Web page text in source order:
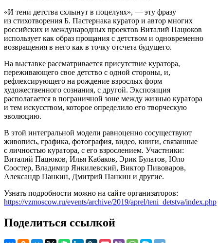
«И тени детства схлынут в поцелуях», — эту фразу
из стихотворения Б. Пастернака куратор и автор многих
российских и международных проектов Виталий Пацюков
использует как образ прощания с детством и одновременно
возвращения в него как в точку отсчета будущего.
На выставке рассматривается присутствие куратора,
переживающего свое детство с одной стороны, и,
рефлексирующего на рождение взрослых форм
художественного сознания, с другой. Экспозиция
располагается в пограничной зоне между жизнью куратора
и тем искусством, которое определило его творческую
эволюцию.
В этой интегральной модели равноценно сосуществуют
живопись, графика, фотография, видео, книги, связанные
с личностью куратора, с его взрослением. Участники:
Виталий Пацюков, Илья Кабаков, Эрик Булатов, Юло
Соостер, Владимир Янкилевский, Виктор Пивоваров,
Александр Панкин, Дмитрий Панкин и другие.
Узнать подробности можно на сайте организаторов:
https://vzmoscow.ru/events/archive/2019/aprel/teni_detstva/index.php
Поделиться ссылкой